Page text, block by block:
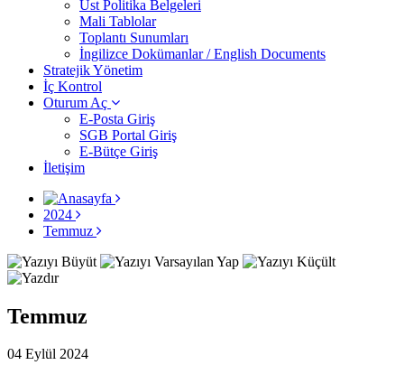
Üst Politika Belgeleri
Mali Tablolar
Toplantı Sunumları
İngilizce Dokümanlar / English Documents
Stratejik Yönetim
İç Kontrol
Oturum Aç
E-Posta Giriş
SGB Portal Giriş
E-Bütçe Giriş
İletişim
2024
Temmuz
Temmuz
04 Eylül 2024